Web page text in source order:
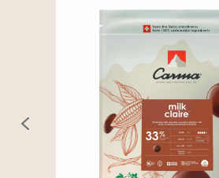
previous